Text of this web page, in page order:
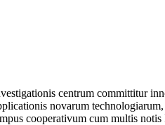
centrum committitur
novarum
cooperativum cum multis